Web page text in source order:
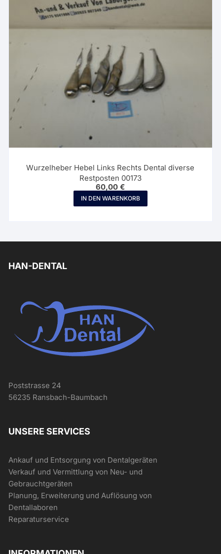
Wurzelheber Hebel Links Rechts Dental diverse
Restposten 00173
60,00€
IN DEN WARENKORB
HAN-DENTAL
Poststrasse 24
56235 Ransbach-Baumbach
UNSERE SERVICES
Ankauf und Entsorgung von Dentalgeräten
Verkauf und Vermittlung von Neu- und
Gebrauchtgeräten
Planung, Erweiterung und Auflösung von
Dentallaboren
Reparaturservice